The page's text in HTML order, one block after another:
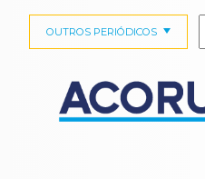
OUTROS PERIÓDICOS